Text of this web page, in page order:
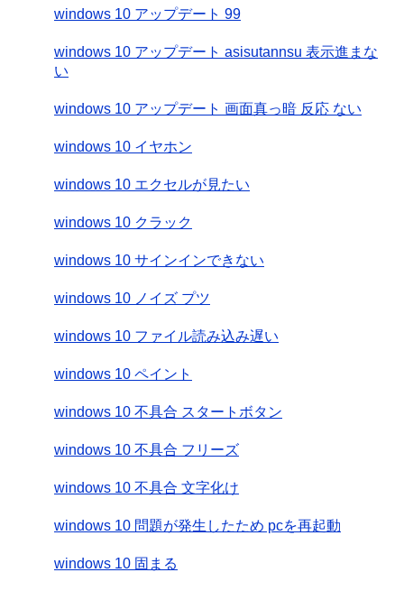
windows 10 アップデート 99
windows 10 アップデート asisutannsu 表示進まな
い
windows 10 アップデート 画面真っ暗 反応 ない
windows 10 イヤホン
windows 10 エクセルが見たい
windows 10 クラック
windows 10 サインインできない
windows 10 ノイズ プツ
windows 10 ファイル読み込み遅い
windows 10 ペイント
windows 10 不具合 スタートボタン
windows 10 不具合 フリーズ
windows 10 不具合 文字化け
windows 10 問題が発生したため pcを再起動
windows 10 固まる